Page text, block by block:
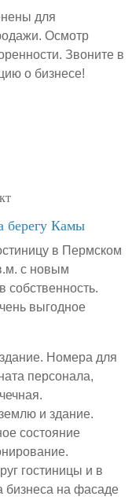
для
Осмотр
Звоните в
о бизнесе!
берегу Камы
в Пермском
с новым
собственность.
выгодное
Номера для
персонала,
и здание.
состояние
гостиницы и в
на фасаде